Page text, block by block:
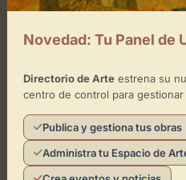
Sala
Toca el mapa
Activar
Novedad: Tu Panel de
Directorio de Arteestrena su
centro de control para
Publica y gestiona tus obras
Administra tu Espacio de